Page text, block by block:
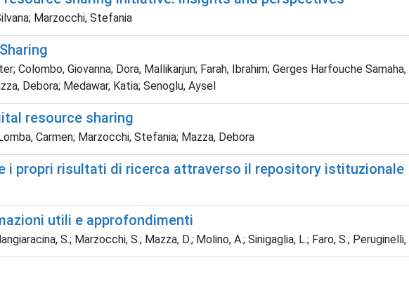
Marzocchi, Stefania
Colombo, Giovanna; Dora, Mallikarjun; Farah, Ibrahim; Gerges Harfouche
Debora; Medawar, Katia; Senoglu, Aysel
resource sharing
Carmen; Marzocchi, Stefania; Mazza, Debora
i propri risultati di ricerca attraverso il repository istituzionale
utili e approfondimenti
S.; Marzocchi, S.; Mazza, D.; Molino, A.; Sinigaglia, L.; Faro, S.; Peruginelli,